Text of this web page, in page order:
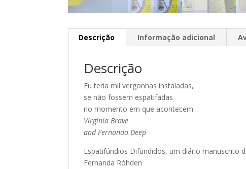
Descrição Informação adicional
Descrição
Eu teria mil vergonhas instaladas,
se não fossem espatifadas
no momento em que acontecem…
Virginia Brave
and Fernanda Deep
Espatifúndios Difundidos, um diário manuscrito
Fernanda Róhden